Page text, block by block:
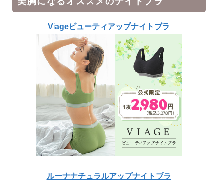
Viageビューティアップナイトブラ
ルーナナチュラルアップナイトブラ